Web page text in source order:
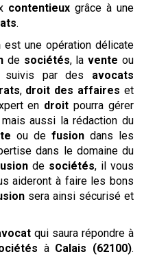
contentieux grâce à une
.
est une opération délicate
de sociétés, lavente ou
suivis par des avocats
, droit des affaires et
en droit pourra gérer
aussi la rédaction du
ou de fusion dans les
dans le domaine du
de sociétés, il vous
aideront à faire les bons
sera ainsi sécurisé et
qui saura répondre à
à Calais (62100).